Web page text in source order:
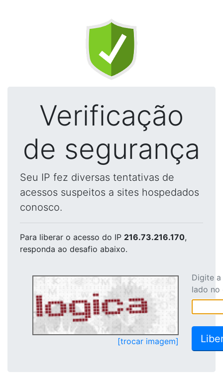
Verificação
de segurança
Seu IP fez diversas tentativas de
acessos suspeitos a sites hospedados
conosco.
Para liberar o acesso do IP 216.73.216.170,
responda ao desafio abaixo.
[trocar imagem]
Digite
lado no